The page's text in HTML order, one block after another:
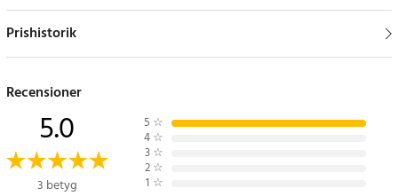
Kompatibilitet och hållbarhet
robust lösning för daglig användning.
Specifikation
- Modell: CS-BRF310SL
- Typ: Ni-MH
Prishistorik
Recensioner
5.0
3 betyg
5 ☆
4 ☆
3 ☆
2 ☆
1 ☆